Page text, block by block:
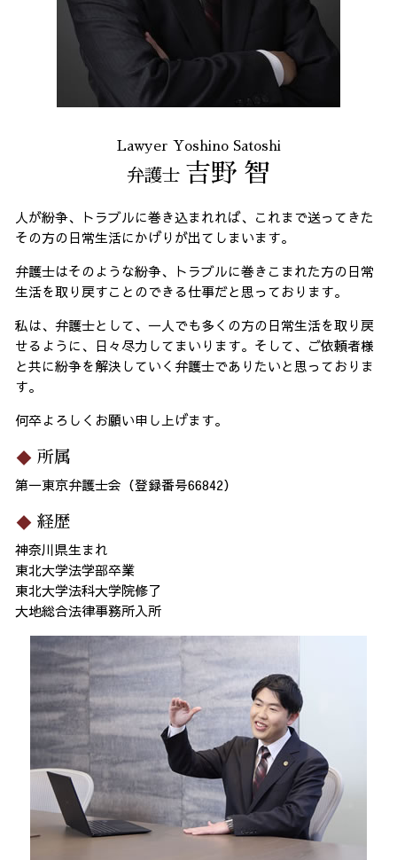
Lawyer Yoshino Satoshi
弁護士 吉野 智
人が紛争、トラブルに巻き込まれれば、これまで送ってきた
その方の日常生活にかげりが出てしまいます。
弁護士はそのような紛争、トラブルに巻きこまれた方の日常
生活を取り戻すことのできる仕事だと思っております。
私は、弁護士として、一人でも多くの方の日常生活を取り戻
せるように、日々尽力してまいります。そして、ご依頼者様
と共に紛争を解決していく弁護士でありたいと思っておりま
す。
何卒よろしくお願い申し上げます。
所属
第一東京弁護士会（登録番号66842）
経歴
神奈川県生まれ
東北大学法学部卒業
東北大学法科大学院修了
大地総合法律事務所入所